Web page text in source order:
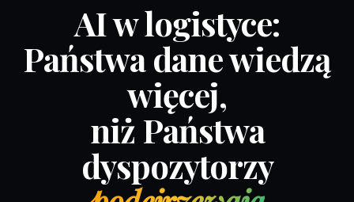
AI w logistyce:
Państwa dane wiedzą
więcej,
niż Państwa
dyspozytorzy